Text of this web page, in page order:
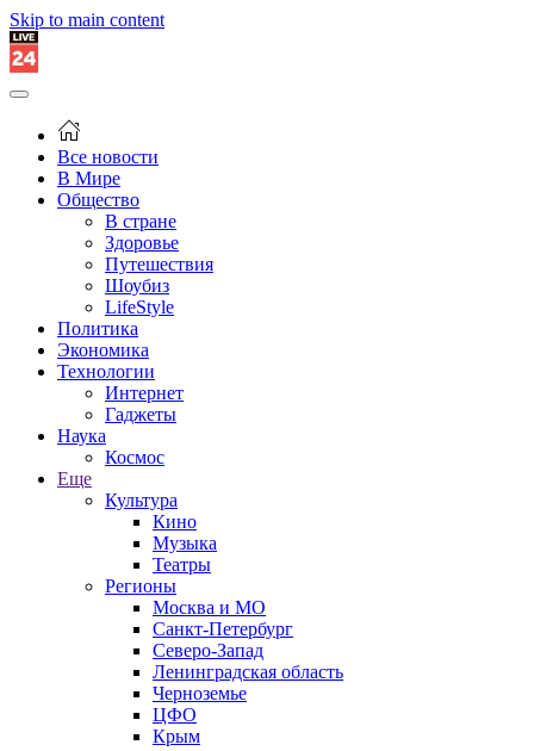
Skip to main content
Все новости
В Мире
Общество
В стране
Здоровье
Путешествия
Шоубиз
LifeStyle
Политика
Экономика
Технологии
Интернет
Гаджеты
Наука
Космос
Еще
Культура
Кино
Музыка
Театры
Регионы
Москва и МО
Санкт-Петербург
Северо-Запад
Ленинградская область
Черноземье
ЦФО
Крым